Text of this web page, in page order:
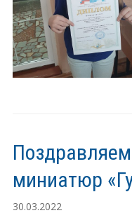
миниатюр
30.03.2022